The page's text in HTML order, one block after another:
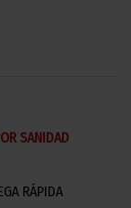
SANIDAD
RÁPIDA